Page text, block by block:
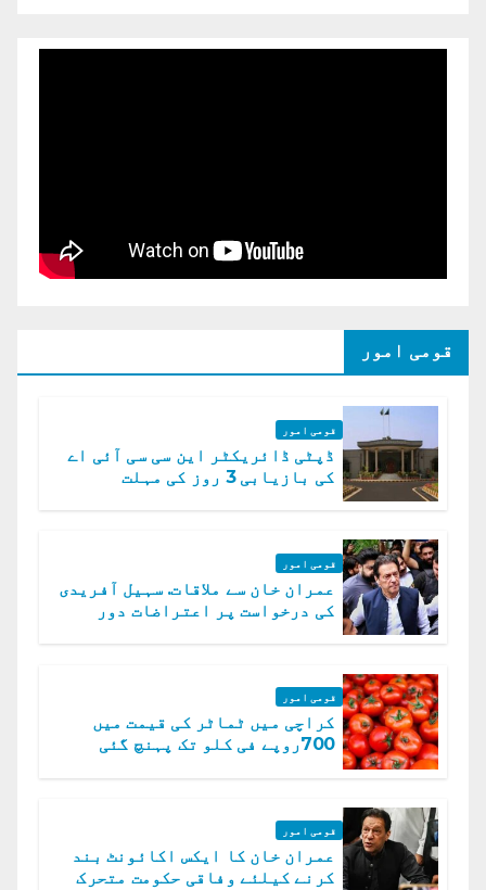
قومی امور
قومی امور
ڈپٹی ڈائریکٹر این سی سی آئی اے
کی بازیابی 3 روز کی مہلت
قومی امور
عمران خان سے ملاقات. سہیل آفریدی
کی درخواست پر اعتراضات دور
قومی امور
کراچی میں ٹماٹر کی قیمت میں
700روپے فی کلو تک پہنچ گئی
قومی امور
عمران خان کا ایکس اکائونٹ بند
کرنے کیلئے وفاقی حکومت متحرک